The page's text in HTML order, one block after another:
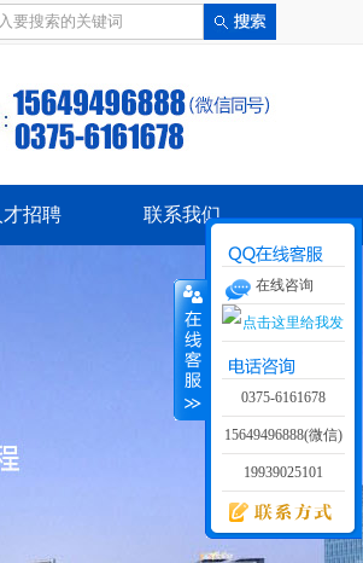
才招聘 联系我们
在线咨询
0375-6161678
15649496888(微信)
19939025101